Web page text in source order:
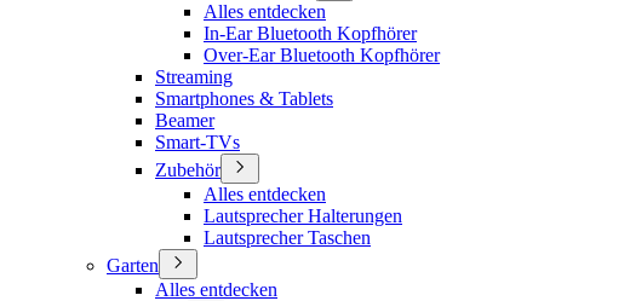
Alles entdecken
In-Ear Bluetooth Kopfhörer
Over-Ear Bluetooth Kopfhörer
Streaming
Smartphones & Tablets
Beamer
Smart-TVs
Zubehör
Alles entdecken
Lautsprecher Halterungen
Lautsprecher Taschen
Garten
Alles entdecken